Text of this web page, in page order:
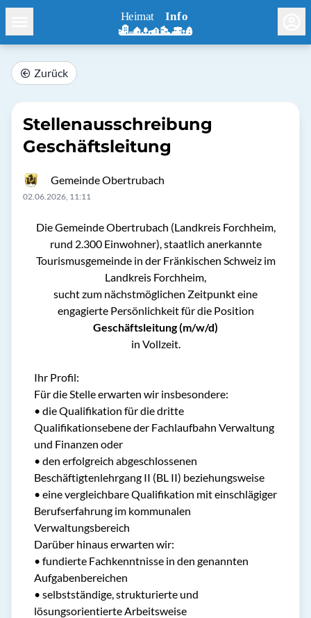
Zurück
Stellenausschreibung
Geschäftsleitung
Gemeinde Obertrubach
02.06.2026, 11:11
Die Gemeinde Obertrubach (Landkreis Forchheim,
rund 2.300 Einwohner), staatlich anerkannte
Tourismusgemeinde in der Fränkischen Schweiz im
Landkreis Forchheim,
sucht zum nächstmöglichen Zeitpunkt eine
engagierte Persönlichkeit für die Position
Geschäftsleitung (m/w/d)
in Vollzeit.
Ihr Profil:
Für die Stelle erwarten wir insbesondere:
• die Qualifikation für die dritte
Qualifikationsebene der Fachlaufbahn Verwaltung
und Finanzen oder
• den erfolgreich abgeschlossenen
Beschäftigtenlehrgang II (BL II) beziehungsweise
• eine vergleichbare Qualifikation mit einschlägiger
Berufserfahrung im kommunalen
Verwaltungsbereich
Darüber hinaus erwarten wir:
• fundierte Fachkenntnisse in den genannten
Aufgabenbereichen
• selbstständige, strukturierte und
lösungsorientierte Arbeitsweise